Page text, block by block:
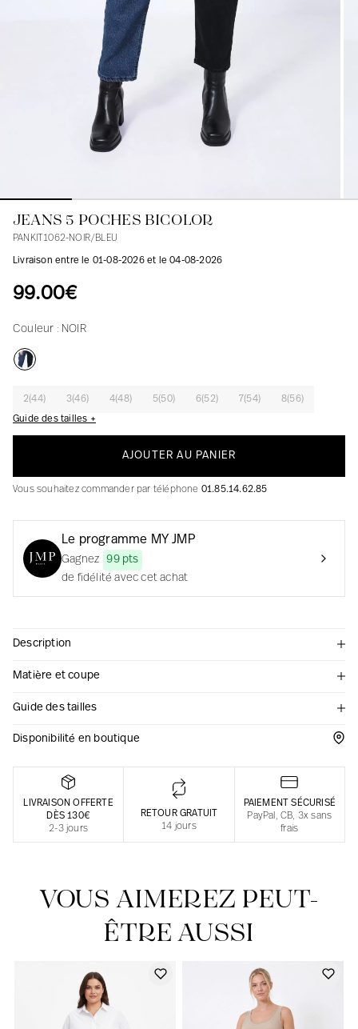
Blazers, Vestes
Pulls
Blazers, Vestes
Manteaux
Accessoires
En ligne avec les courbes des femmes
La création avec audace et passion
Une fabrication responsable en France
JEANS 5 POCHES BICOLOR
PANKIT1062-NOIR/BLEU
Livraison entre le 01-08-2026 et le 04-08-2026
99.00€
Couleur : NOIR
2(44) 3(46) 4(48) 5(50) 6(52) 7(54) 8(56)
Guide des tailles +
AJOUTER AU PANIER
Vous souhaitez commander par téléphone 01.85.14.62.85
Le programme MY JMP
Gagnez
99 pts
de fidélité avec cet achat
Description
Matière et coupe
Guide des tailles
Disponibilité en boutique
LIVRAISON OFFERTE
DÈS 130€
2-3 jours
RETOUR GRATUIT
14 jours
PAIEMENT SÉCURISÉ
PayPal, CB, 3x sans
frais
VOUS AIMEREZ PEUT-
ÊTRE AUSSI